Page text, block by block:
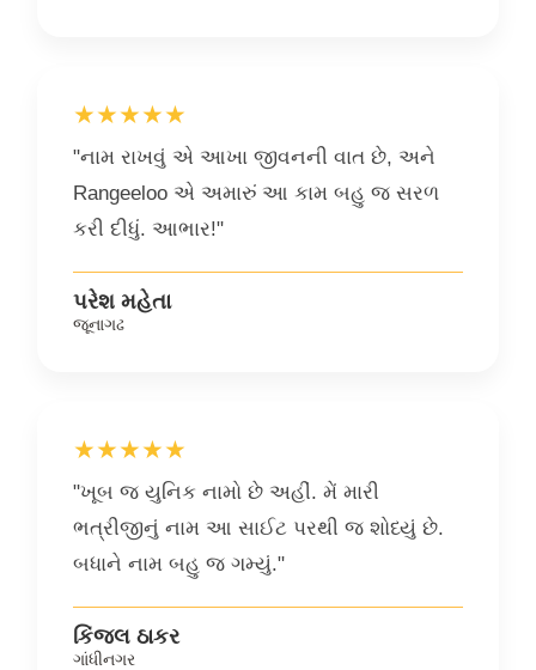
★★★★★
"નામ રાખવું એ આખા જીવનની વાત છે, અને
Rangeeloo એ અમારું આ કામ બહુ જ સરળ
કરી દીધું. આભાર!"
પરેશ મહેતા
જૂનાગઢ
★★★★★
"ખૂબ જ યુનિક નામો છે અહીં. મેં મારી
ભત્રીજીનું નામ આ સાઈટ પરથી જ શોધ્યું છે.
બધાને નામ બહુ જ ગમ્યું."
કિંજલ ઠાકર
ગાંધીનગર